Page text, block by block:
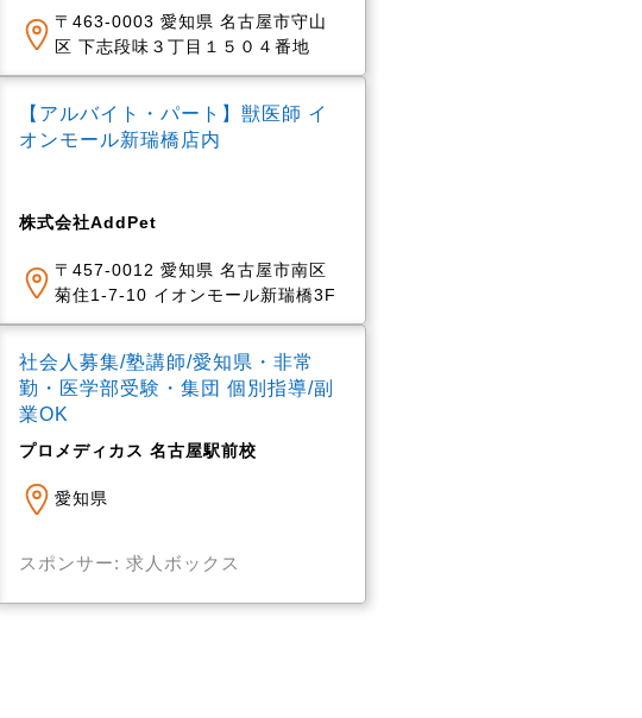
〒463-0003 愛知県 名古屋市守山
区 下志段味３丁目１５０４番地
【アルバイト・パート】獣医師 イ
オンモール新瑞橋店内
株式会社AddPet
〒457-0012 愛知県 名古屋市南区
菊住1-7-10 イオンモール新瑞橋3F
社会人募集/塾講師/愛知県・非常
勤・医学部受験・集団 個別指導/副
業OK
プロメディカス 名古屋駅前校
愛知県
スポンサー: 求人ボックス